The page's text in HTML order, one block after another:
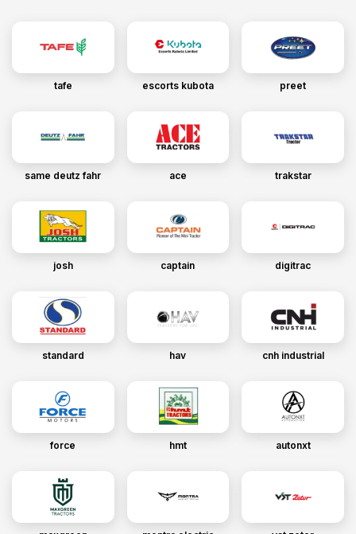
tafe escorts kubota preet
same deutz fahr ace trakstar
josh captain digitrac
standard hav cnh industrial
force hmt autonxt